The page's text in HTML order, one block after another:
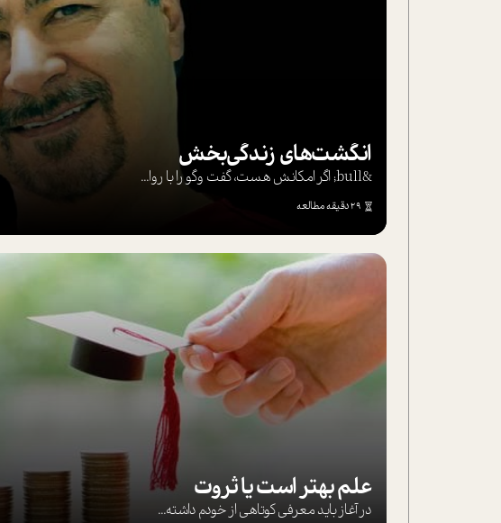
انگشت‌های‌ زندگی‌بخش
&bull; اگر امکانش هست، گفت وگو را با روا...
29 دقیقه مطالعه
علم بهتر است یا ثروت
در آغاز باید معرفی کوتاهی از خودم داشته...